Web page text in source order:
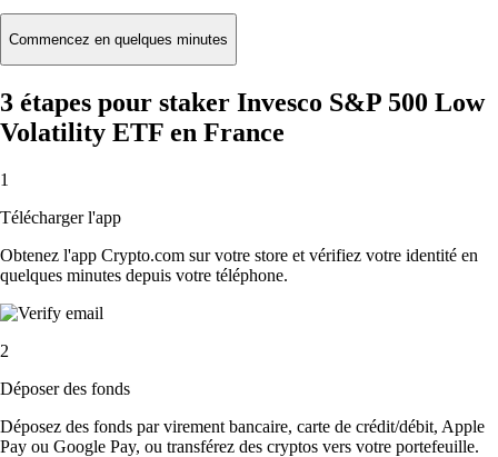
Commencez en quelques minutes
3 étapes pour staker Invesco S&P 500 Low
Volatility ETF en France
1
Télécharger l'app
Obtenez l'app Crypto.com sur votre store et vérifiez votre identité en
quelques minutes depuis votre téléphone.
2
Déposer des fonds
Déposez des fonds par virement bancaire, carte de crédit/débit, Apple
Pay ou Google Pay, ou transférez des cryptos vers votre portefeuille.